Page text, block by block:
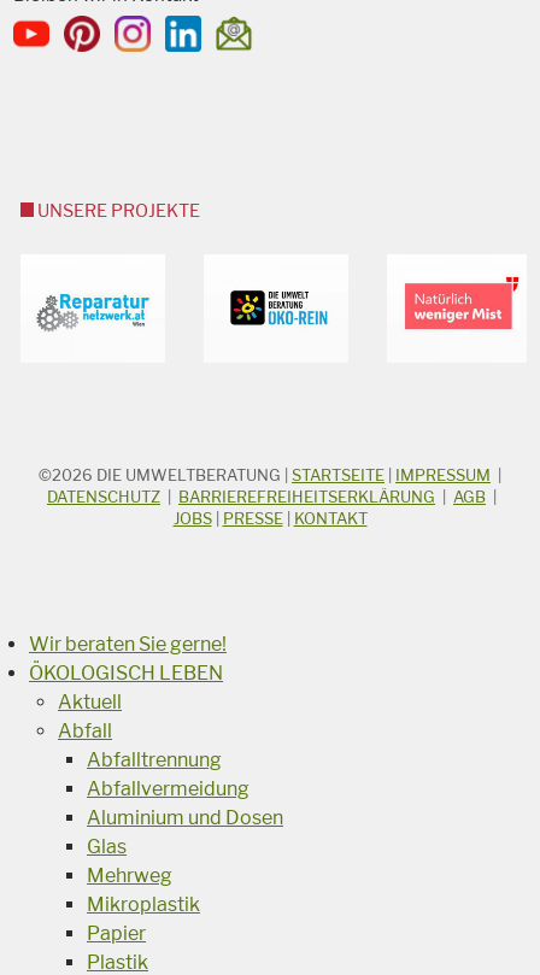
UNSERE PROJEKTE
STICHWORTSUCHE
Suchbegriff
©2026 DIE UMWELTBERATUNG STARTSEITE IMPRESSUM
DATENSCHUTZ
BARRIEREFREIHEITSERKLÄRUNG AGB
JOBS| PRESSE| KONTAKT
Wir beraten Sie gerne!
ÖKOLOGISCH LEBEN
Aktuell
Abfall
Abfalltrennung
Abfallvermeidung
Aluminium und Dosen
Glas
Mehrweg
Mikroplastik
Papier
Plastik